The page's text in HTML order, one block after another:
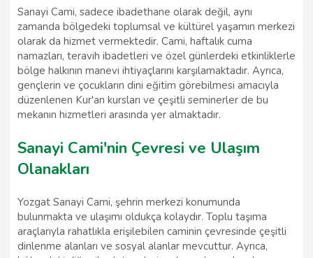
Sanayi Cami, sadece ibadethane olarak değil, aynı
zamanda bölgedeki toplumsal ve kültürel yaşamın merkezi
olarak da hizmet vermektedir. Cami, haftalık cuma
namazları, teravih ibadetleri ve özel günlerdeki etkinliklerle
bölge halkının manevi ihtiyaçlarını karşılamaktadır. Ayrıca,
gençlerin ve çocukların dini eğitim görebilmesi amacıyla
düzenlenen Kur'an kursları ve çeşitli seminerler de bu
mekanın hizmetleri arasında yer almaktadır.
Sanayi Cami'nin Çevresi ve Ulaşım
Olanakları
Yozgat Sanayi Cami, şehrin merkezi konumunda
bulunmakta ve ulaşımı oldukça kolaydır. Toplu taşıma
araçlarıyla rahatlıkla erişilebilen caminin çevresinde çeşitli
dinlenme alanları ve sosyal alanlar mevcuttur. Ayrıca,